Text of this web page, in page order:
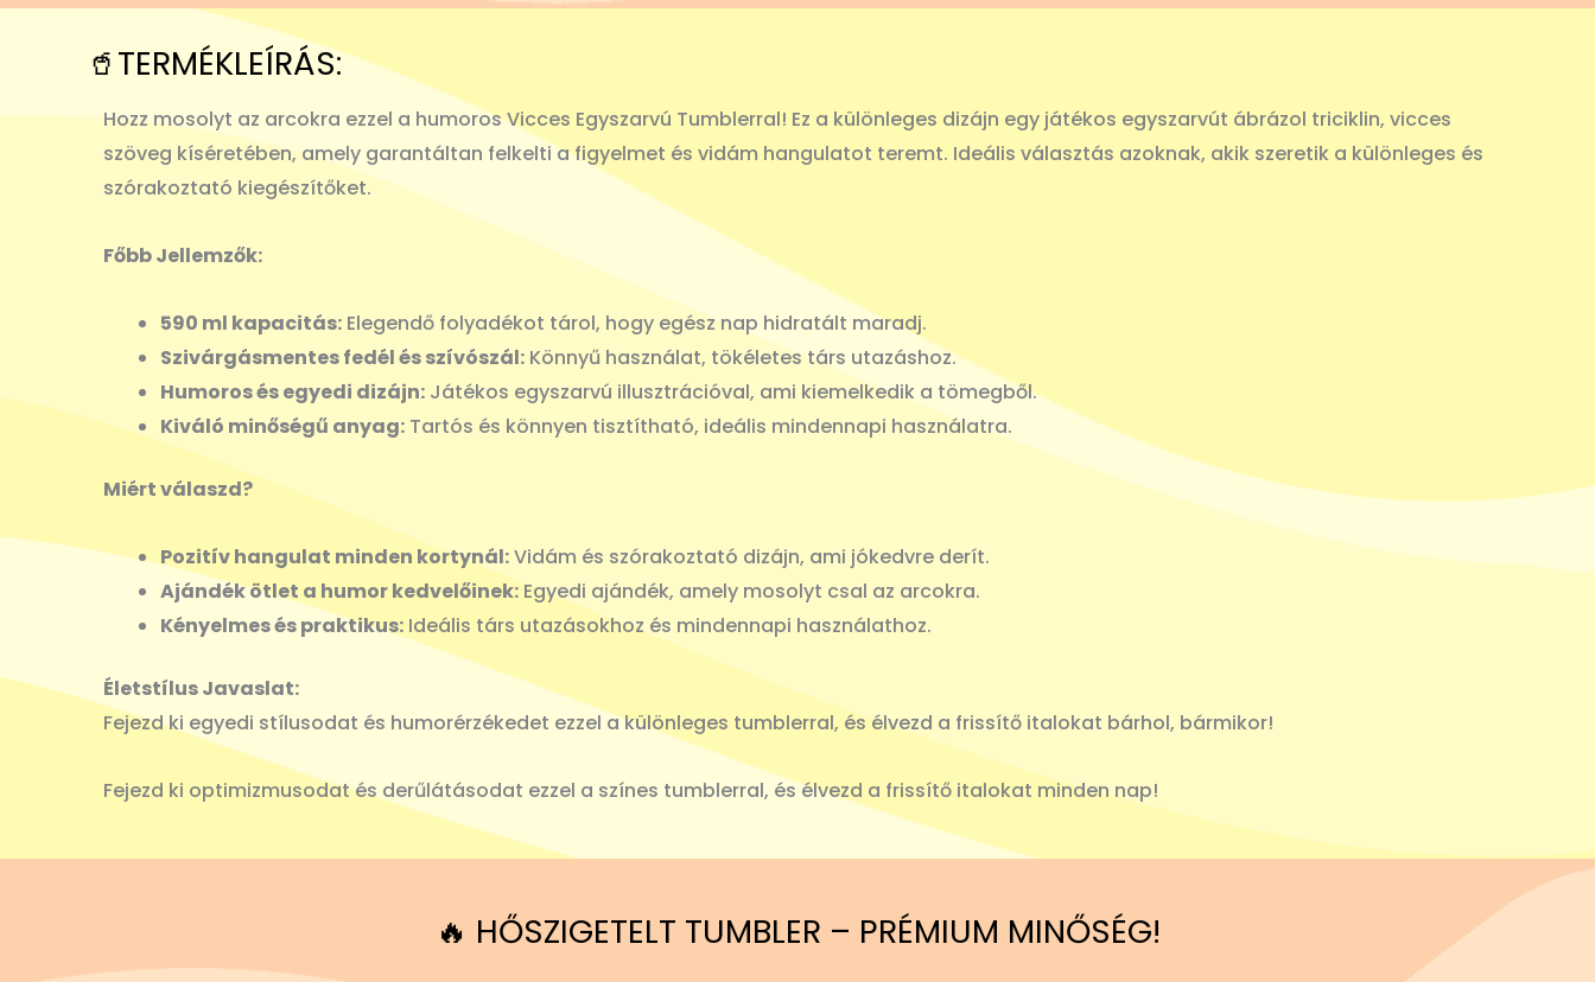
🥤TERMÉKLEÍRÁS:
Hozz mosolyt az arcokra ezzel a humoros Vicces Egyszarvú Tumblerral! Ez a különleges dizájn egy játékos egyszarvút ábrázol triciklin, vicces
szöveg kíséretében, amely garantáltan felkelti a figyelmet és vidám hangulatot teremt. Ideális választás azoknak, akik szeretik a különleges és
szórakoztató kiegészítőket.
Főbb Jellemzők:
590 ml kapacitás: Elegendő folyadékot tárol, hogy egész nap hidratált maradj.
Szivárgásmentes fedél és szívószál: Könnyű használat, tökéletes társ utazáshoz.
Humoros és egyedi dizájn: Játékos egyszarvú illusztrációval, ami kiemelkedik a tömegből.
Kiváló minőségű anyag: Tartós és könnyen tisztítható, ideális mindennapi használatra.
Miért válaszd?
Pozitív hangulat minden kortynál:Vidám és szórakoztató dizájn, ami jókedvre derít.
Ajándék ötlet a humor kedvelőinek: Egyedi ajándék, amely mosolyt csal az arcokra.
Kényelmes és praktikus: Ideális társ utazásokhoz és mindennapi használathoz.
Életstílus Javaslat:
Fejezd ki egyedi stílusodat és humorérzékedet ezzel a különleges tumblerral, és élvezd a frissítő italokat bárhol, bármikor!
Fejezd ki optimizmusodat és derűlátásodat ezzel a színes tumblerral, és élvezd a frissítő italokat minden nap!
🔥 HŐSZIGETELT TUMBLER – PRÉMIUM MINŐSÉG!